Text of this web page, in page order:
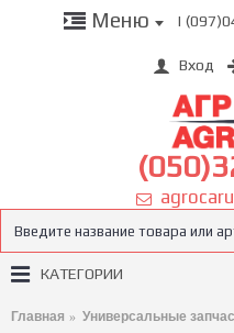
Меню |
Вход
КАТЕГОРИИ
Главная Универсальные